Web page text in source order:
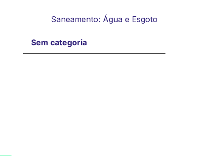
Saneamento: Água e Esgoto
Sem categoria